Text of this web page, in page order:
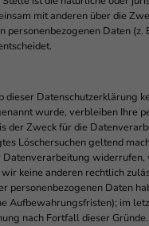
mit anderen über die
personenbezogenen Daten (z.
dieser Datenschutzerklärung
wurde, verbleiben Ihre
der Zweck für die
Löschersuchen geltend
widerrufen,
keine anderen rechtlich
personenbezogenen Daten
Aufbewahrungsfristen); im
nach Fortfall dieser Gründe.